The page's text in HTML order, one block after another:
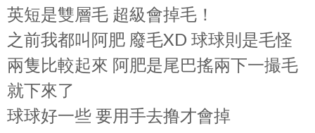
英短是雙層毛 超級會掉毛！
之前我都叫阿肥 廢毛XD 球球則是毛怪
兩隻比較起來 阿肥是尾巴搖兩下一撮毛
就下來了
球球好一些 要用手去撸才會掉